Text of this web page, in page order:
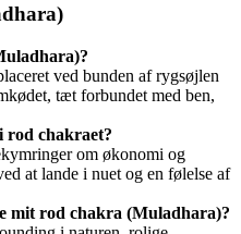
ved bunden af rygsøjlen
tæt forbundet med ben,
rod chakraet?
om økonomi og
at lande i nuet og en følelse af
mit rod chakra (Muladhara)?